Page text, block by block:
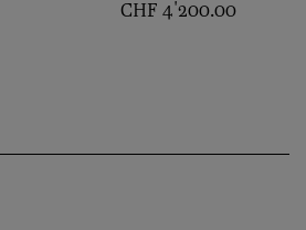
CHF 4'200.00